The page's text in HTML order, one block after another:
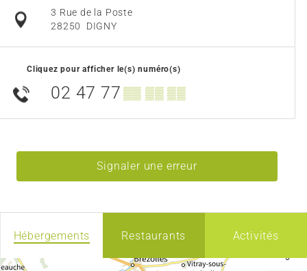
3 Rue de la Poste
28250
DIGNY
Cliquez pour afficher le(s) numéro(s)
02 47 77 ▒▒ ▒▒ ▒▒
Signaler une erreur
Hébergements Restaurants Activités